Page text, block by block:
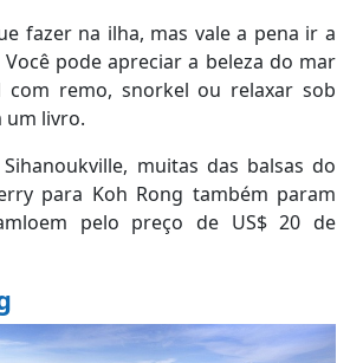
fazer na ilha, mas vale a pena ir a
pode apreciar a beleza do mar
remo, snorkel ou relaxar sob
um livro.
muitas das balsas do
para Koh Rong também param
pelo preço de US$ 20 de